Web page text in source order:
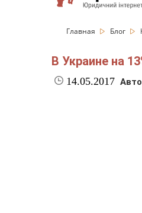
Главная Блог
В Украине на
14.05.2017